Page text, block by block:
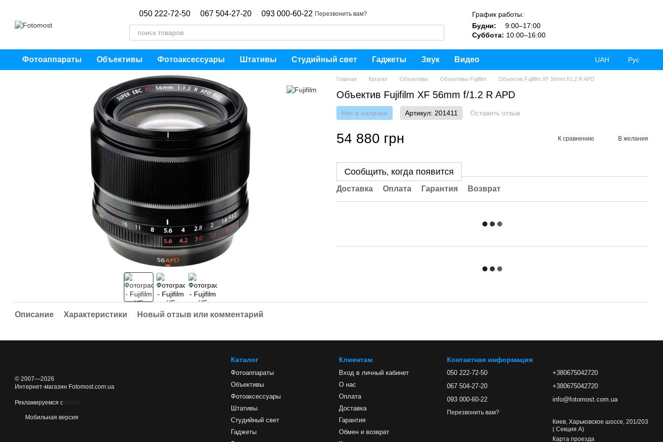
050 222-72-50 067 504-27-20 093 000-60-22 Перезвонить вам?
График работы:
Будни:
9:00–17:00
Суббота: 10:00–16:00
Фотоаппараты Объективы Фотоаксессуары Штативы Студийный свет Гаджеты Звук Видео UAH Рус
Главная Каталог Объективы Объективы Fujifilm Объектив Fujifilm XF 56mm f/1.2 R APD
Объектив Fujifilm XF 56mm f/1.2 R APD
Нет в наличии Артикул: 201411 Оставить отзыв
54 880 грн К сравнению В желания
Сообщить, когда появится
Доставка Оплата Гарантия Возврат
Описание Характеристики Новый отзыв или комментарий
© 2007—2026
Интернет-магазин Fotomost.com.ua
Рекламируемся с Inweb
Мобильная версия
Каталог
Фотоаппараты
Объективы
Фотоаксессуары
Штативы
Студийный свет
Гаджеты
Клиентам
Вход в личный кабинет
О нас
Оплата
Доставка
Гарантия
Обмен и возврат
Контактная информация
050 222-72-50
067 504-27-20
093 000-60-22
Перезвонить вам?
+380675042720
+380675042720
info@fotomost.com.ua
Киев, Харьковское шоссе, 201/203
( Секция А)
Карта проезда